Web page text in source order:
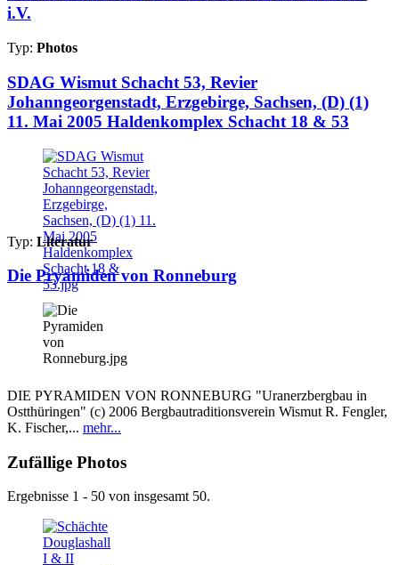
i.V.
Typ: Photos
SDAG Wismut Schacht 53, Revier
Johanngeorgenstadt, Erzgebirge, Sachsen, (D) (1)
11. Mai 2005 Haldenkomplex Schacht 18 & 53
Typ: Literatur
Die Pryamiden von Ronneburg
DIE PYRAMIDEN VON RONNEBURG "Uranerzbergbau in
Ostthüringen" (c) 2006 Bergbautraditionsverein Wismut R. Fengler,
K. Fischer,... mehr...
Zufällige Photos
Ergebnisse 1 - 50 von insgesamt 50.